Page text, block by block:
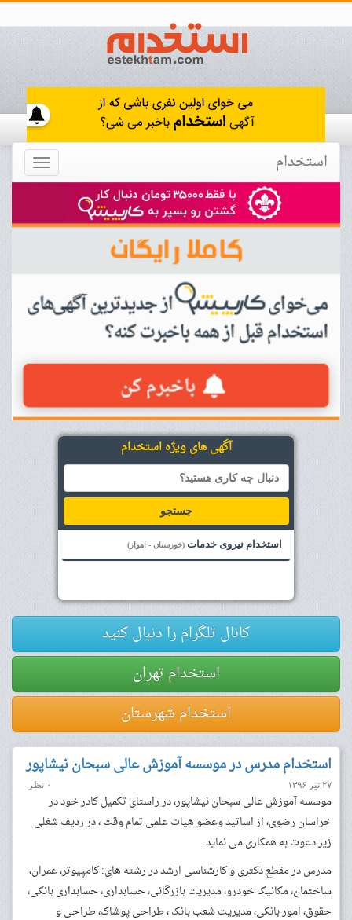
Toggle استخدام
آگهی های ویژه استخدام
جستجو
استخدام نیروی خدمات (خوزستان - اهواز)
کانال تلگرام را دنبال کنید
استخدام تهران
استخدام شهرستان
استخدام مدرس در موسسه آموزش عالی سبحان نیشاپور
۲۷ تیر ۱۳۹۶ ۰ نظر
موسسه آموزش عالی سبحان نیشاپور، در راستای تکمیل کادر خود در
خراسان رضوی، از اساتید وعضو هیات علمی تمام وقت ، در ردیف شغلی
زیر دعوت به همکاری می نماید.
مدرس در مقطع دکتری و کارشناسی ارشد در رشته های: کامپیوتر، عمران،
ساختمان، مکانیک خودرو، مدیریت بازرگانی، حسابداری، حسابداری بانکی،
حقوق، امور بانکی، مدیریت شعب بانک ، طراحی پوشاک، طراحی و